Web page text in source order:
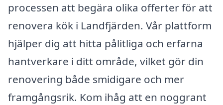
processen att begära olika offerter för att
renovera kök i Landfjärden. Vår plattform
hjälper dig att hitta pålitliga och erfarna
hantverkare i ditt område, vilket gör din
renovering både smidigare och mer
framgångsrik. Kom ihåg att en noggrant